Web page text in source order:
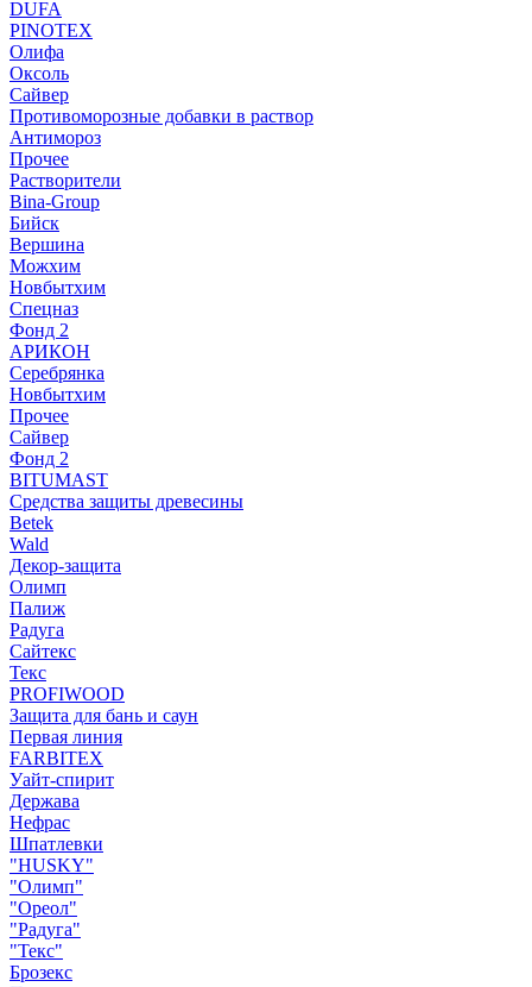
DUFA
PINOTEX
Олифа
Оксоль
Сайвер
Противоморозные добавки в раствор
Антимороз
Прочее
Растворители
Bina-Group
Бийск
Вершина
Можхим
Новбытхим
Спецназ
Фонд 2
АРИКОН
Серебрянка
Новбытхим
Прочее
Сайвер
Фонд 2
BITUMAST
Средства защиты древесины
Betek
Wald
Декор-защита
Олимп
Палиж
Радуга
Сайтекс
Текс
PROFIWOOD
Защита для бань и саун
Первая линия
FARBITEX
Уайт-спирит
Держава
Нефрас
Шпатлевки
"HUSKY"
"Олимп"
"Ореол"
"Радуга"
"Текс"
Брозекс